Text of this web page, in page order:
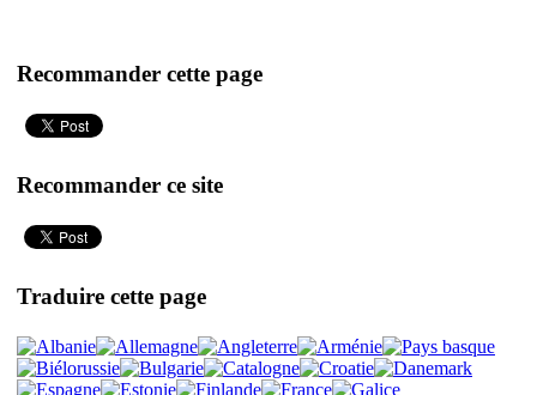
Recommander cette page
Recommander ce site
Traduire cette page